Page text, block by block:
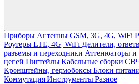
Приборы Антенны GSM, 3G, 4G, WiFi
Роутеры LTE, 4G, WiFi Делители,
разъемы и переходники Аттенюаторы и
цепей Пигтейлы Кабельные сборки
Кронштейны, гермобоксы Блоки
Коммутация Инструменты Разное